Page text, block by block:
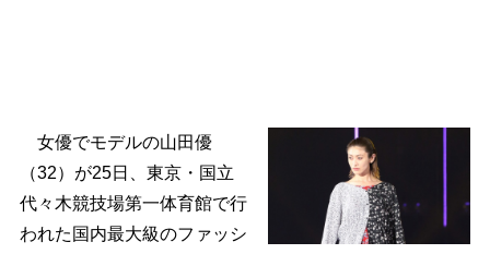
女優でモデルの山田優
（32）が25日、東京・国立
代々木競技場第一体育館で行
われた国内最大級のファッシ